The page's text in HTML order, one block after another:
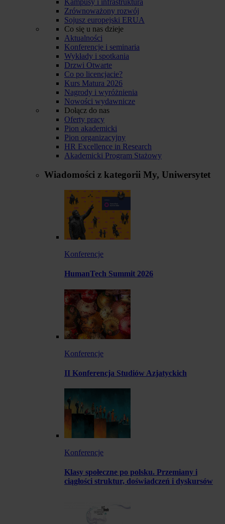
Zrównoważony rozwój
Sojusz europejski ERUA
Co się u nas dzieje
Aktualności
Konferencje i seminaria
Wykłady i spotkania
Drzwi Otwarte
Co po licencjacie?
Kurs Matura 2026
Nagrody i wyróżnienia
Nowości wydawnicze
Dołącz do nas
Oferty pracy
Pion akademicki
Pion organizacyjny
HR Excellence in Research
Akademicki Program Stażowy
Wiadomości z kategorii My, Uniwersytet
Konferencje
HumanTech Summit 2026
Konferencje
II Konferencja Studiów Azjatyckich
Konferencje
Klasy społeczne po polsku. Przemiany i
ciągłości struktur, doświadczeń i dyskursów